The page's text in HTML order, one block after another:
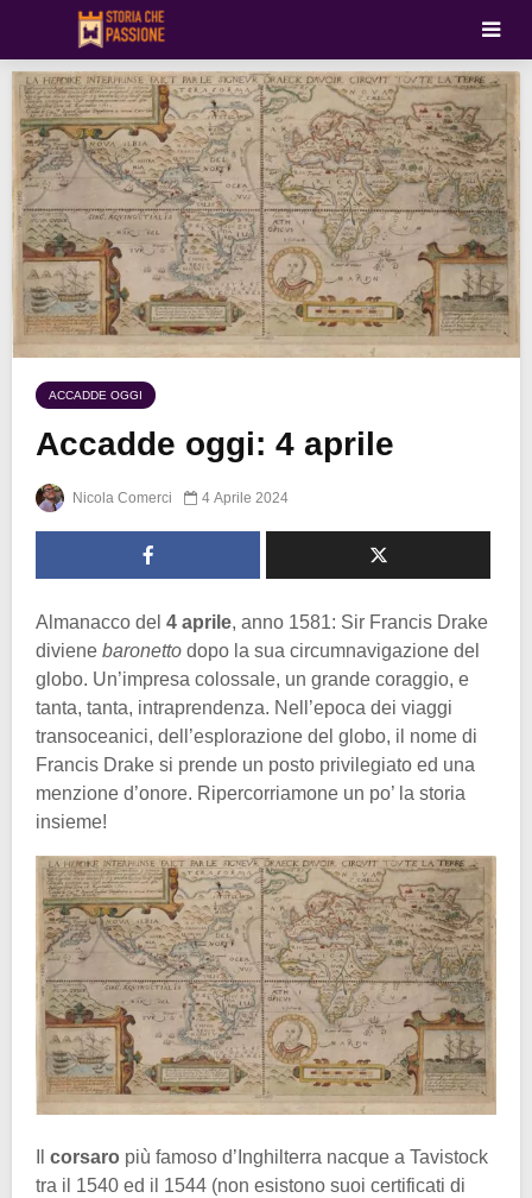
ACCADDE OGGI
Accadde oggi: 4 aprile
Nicola Comerci 4 Aprile 2024
Almanacco del 4 aprile, anno 1581: Sir Francis Drake
diviene baronetto dopo la sua circumnavigazione del
globo. Un’impresa colossale, un grande coraggio, e
tanta, tanta, intraprendenza. Nell’epoca dei viaggi
transoceanici, dell’esplorazione del globo, il nome di
Francis Drake si prende un posto privilegiato ed una
menzione d’onore. Ripercorriamone un po’ la storia
insieme!
corsaro più famoso d’Inghilterra nacque a Tavistock
tra il 1540 ed il 1544 (non esistono suoi certificati di